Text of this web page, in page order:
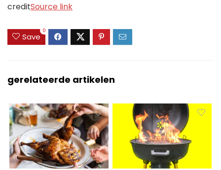
creditSource link
Save
0
gerelateerde artikelen